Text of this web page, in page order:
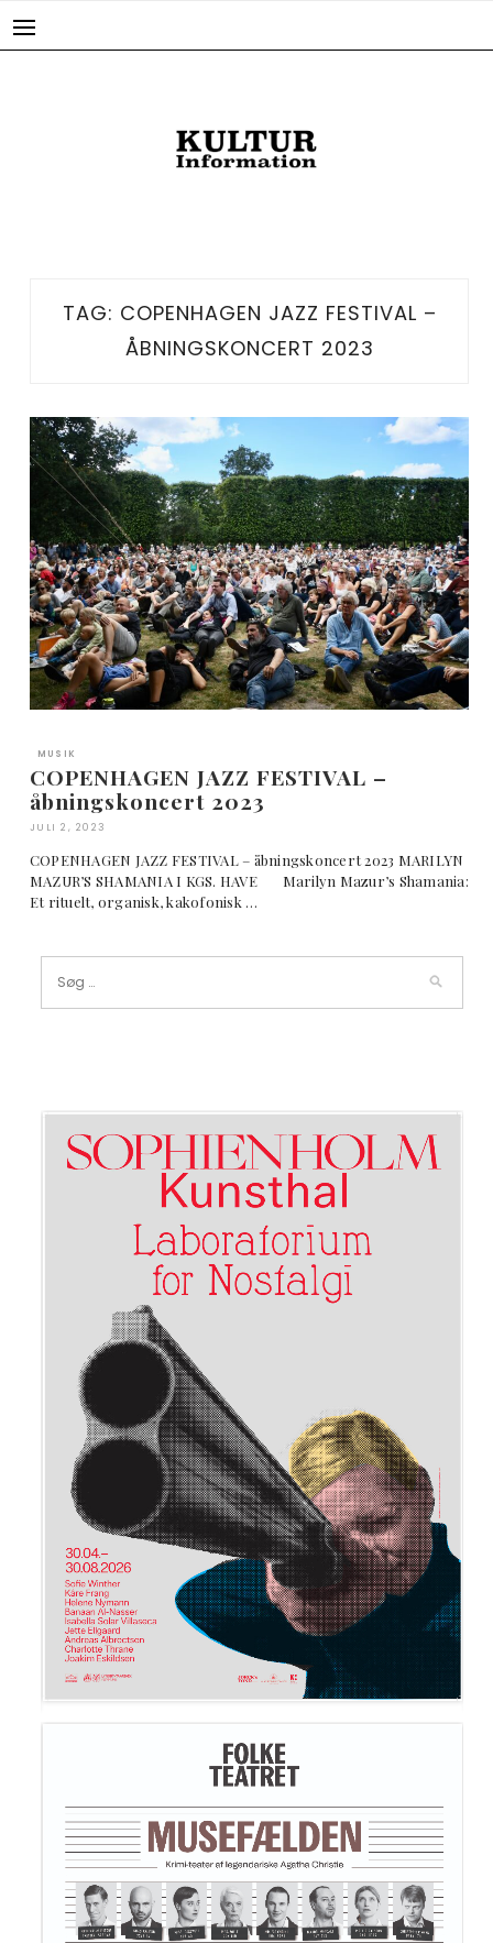
TAG: COPENHAGEN JAZZ FESTIVAL –
ÅBNINGSKONCERT 2023
MUSIK
COPENHAGEN JAZZ FESTIVAL –
åbningskoncert 2023
JULI 2, 2023
COPENHAGEN JAZZ FESTIVAL – åbningskoncert 2023 MARILYN
MAZUR’S SHAMANIA I KGS. HAVE Marilyn Mazur’s Shamania:
Et rituelt, organisk, kakofonisk …